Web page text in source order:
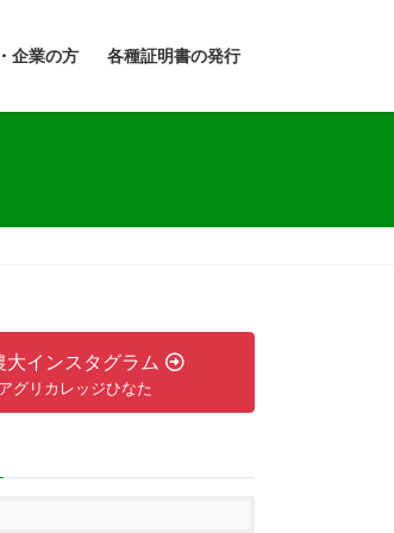
企業の方 各種証明書の発行
大インスタグラム
アグリカレッジひなた